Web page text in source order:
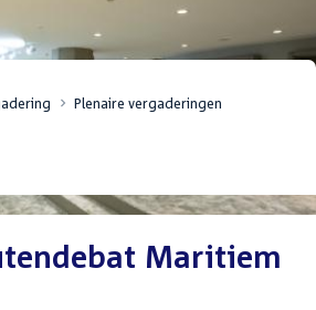
Plenaire vergaderingen
Maritiem